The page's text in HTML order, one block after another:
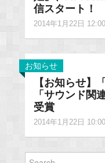
信スタート！
2014年1月22日 12:00
お知らせ
【お知らせ】
「サウンド関
受賞
2014年1月22日 10:00
Search